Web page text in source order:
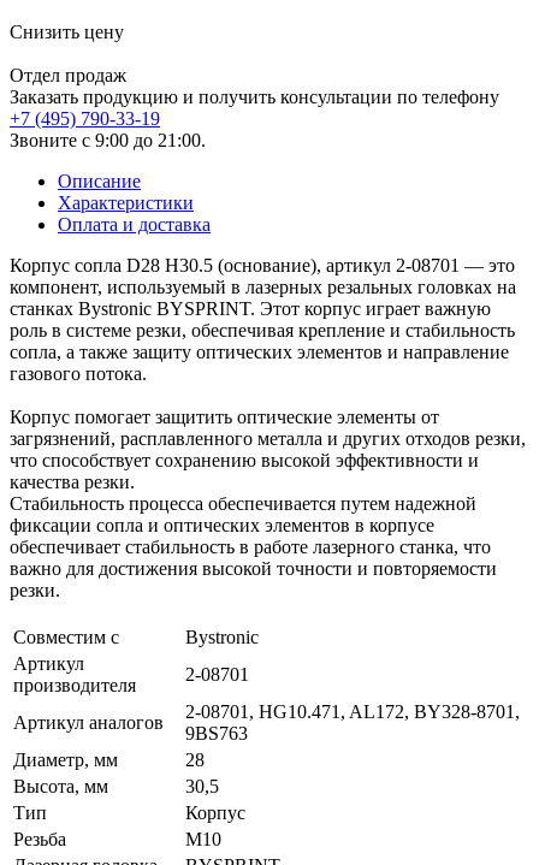
Снизить цену
Отдел продаж
Заказать продукцию и получить консультации по телефону
+7 (495) 790-33-19
Звоните с 9:00 до 21:00.
Описание
Характеристики
Оплата и доставка
Корпус сопла D28 H30.5 (основание), артикул 2-08701 — это
компонент, используемый в лазерных резальных головках на
станках Bystronic BYSPRINT. Этот корпус играет важную
роль в системе резки, обеспечивая крепление и стабильность
сопла, а также защиту оптических элементов и направление
газового потока.
Корпус помогает защитить оптические элементы от
загрязнений, расплавленного металла и других отходов резки,
что способствует сохранению высокой эффективности и
качества резки.
Стабильность процесса обеспечивается путем надежной
фиксации сопла и оптических элементов в корпусе
обеспечивает стабильность в работе лазерного станка, что
важно для достижения высокой точности и повторяемости
резки.
Совместим с
Bystronic
Артикул
производителя
2-08701
Артикул аналогов
2-08701, HG10.471, AL172, BY328-8701,
9BS763
Диаметр, мм
28
Высота, мм
30,5
Тип
Корпус
Резьба
М10